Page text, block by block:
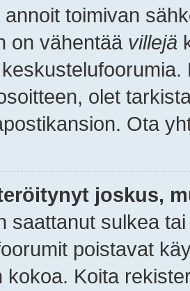
toimivan
on vähentää villejä
olet
Ota
joskus,
saattanut sulkea
poistavat
kokoa. Koita